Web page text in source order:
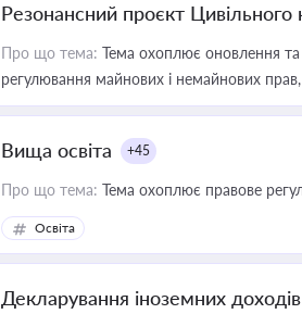
Резонансний проєкт Цивільного
Про що тема: Тема охоплює оновлення
регулювання майнових і немайнових
Вища освіта +45
Про що тема: Тема охоплює правове
Освіта
Декларування іноземних доходів